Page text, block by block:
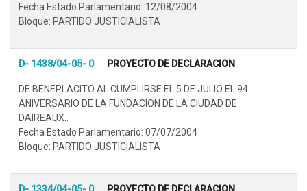
Fecha Estado Parlamentario: 12/08/2004
Bloque: PARTIDO JUSTICIALISTA
D- 1438/04-05- 0 PROYECTO DE DECLARACION
DE BENEPLACITO AL CUMPLIRSE EL 5 DE JULIO EL 94
ANIVERSARIO DE LA FUNDACION DE LA CIUDAD DE
DAIREAUX..
Fecha Estado Parlamentario: 07/07/2004
Bloque: PARTIDO JUSTICIALISTA
D- 1334/04-05- 0 PROYECTO DE DECLARACION